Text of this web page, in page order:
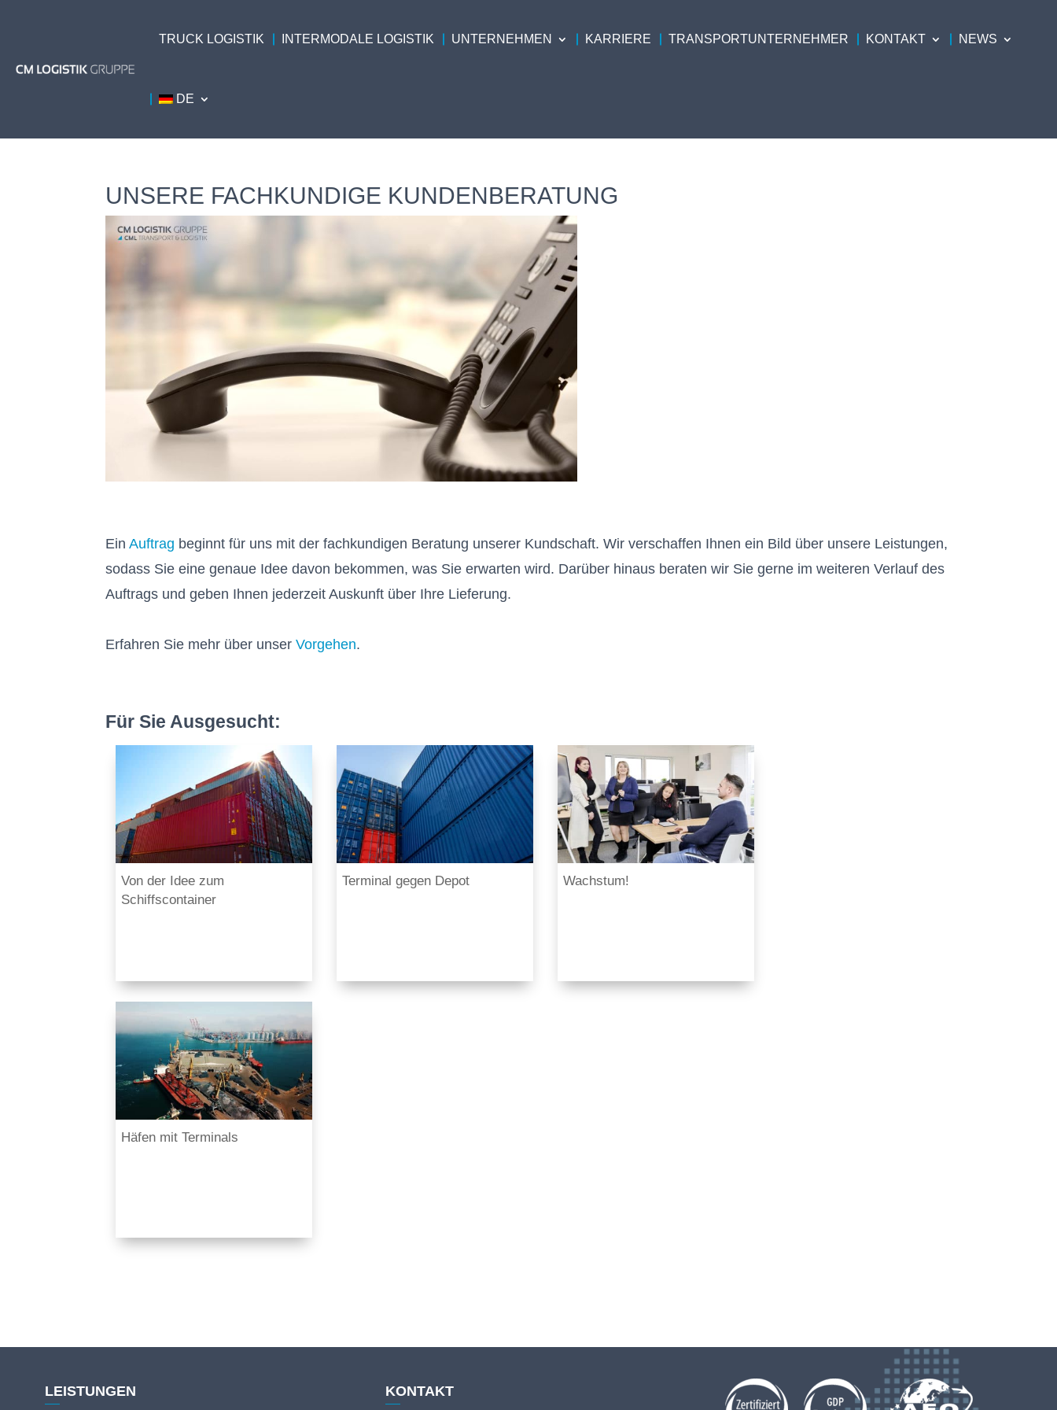
TRUCK LOGISTIK INTERMODALE LOGISTIK UNTERNEHMEN KARRIERE TRANSPORTUNTERNEHMER KONTAKT NEWS
DE
UNSERE FACHKUNDIGE KUNDENBERATUNG
EinAuftrag beginnt für uns mit der fachkundigen Beratung unserer Kundschaft. Wir verschaffen Ihnen ein Bild über unsere Leistungen,
sodass Sie eine genaue Idee davon bekommen, was Sie erwarten wird. Darüber hinaus beraten wir Sie gerne im weiteren Verlauf des
Auftrags und geben Ihnen jederzeit Auskunft über Ihre Lieferung.
Erfahren Sie mehr über unserVorgehen.
Für Sie Ausgesucht:
Von der Idee zum
Schiffscontainer
Terminal gegen Depot Wachstum!
Häfen mit Terminals
LEISTUNGEN KONTAKT